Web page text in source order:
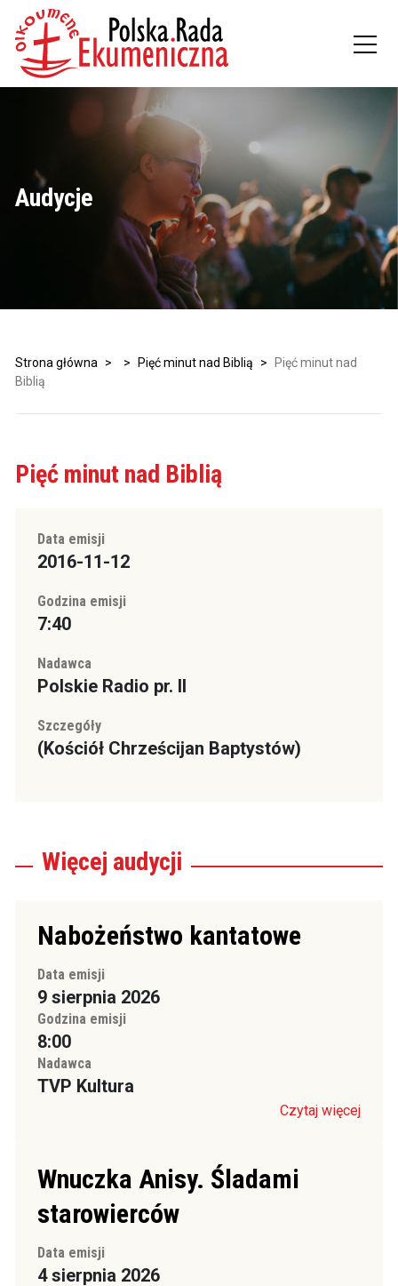
Audycje
Strona główna > > Pięć minut nad Biblią >
Pięć minut nad
Biblią
Pięć minut nad Biblią
Data emisji
2016-11-12
Godzina emisji
7:40
Nadawca
Polskie Radio pr. II
Szczegóły
(Kościół Chrześcijan Baptystów)
Więcej audycji
Nabożeństwo kantatowe
Data emisji
9 sierpnia 2026
Godzina emisji
8:00
Nadawca
TVP Kultura
Czytaj więcej
Wnuczka Anisy. Śladami
starowierców
Data emisji
4 sierpnia 2026